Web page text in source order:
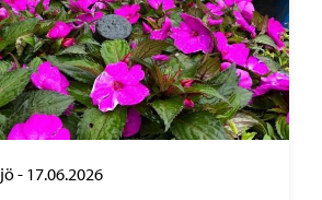
- 17.06.2026